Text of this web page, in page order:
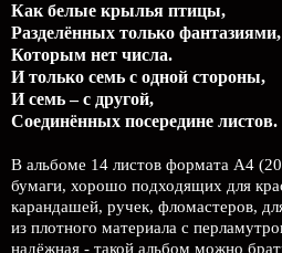
Как белые крылья птицы,
Разделённых только фантазиями,
Которым нет числа.
И только семь с одной стороны,
И семь – с другой,
Соединённых посередине листов.
В альбоме 14 листов формата А4
бумаги, хорошо подходящих для
карандашей, ручек, фломастеров,
из плотного материала с
надёжная - такой альбом можно